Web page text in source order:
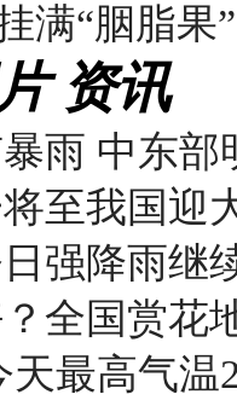
满“胭脂果”
资讯
雨 中东部
至我国迎
强降雨继
全国赏花
天最高气